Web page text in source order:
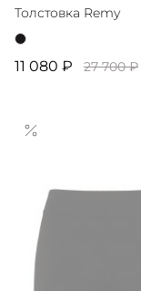
Толстовка Remy
11 080 ₽ 27 700 ₽